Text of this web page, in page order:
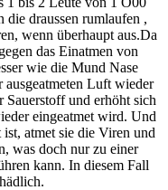
draussen rumlaufen ,
wenn überhaupt aus.Da
das Einatmen von
wie die Mund Nase
Luft wieder
Sauerstoff und erhöht sich
eingeatmet wird. Und
atmet sie die Viren und
was doch nur zu einer
kann. In diesem Fall